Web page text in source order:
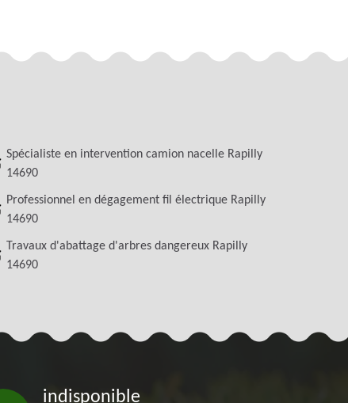
Spécialiste en intervention camion nacelle Rapilly
14690
Professionnel en dégagement fil électrique Rapilly
14690
Travaux d'abattage d'arbres dangereux Rapilly
14690
indisponible